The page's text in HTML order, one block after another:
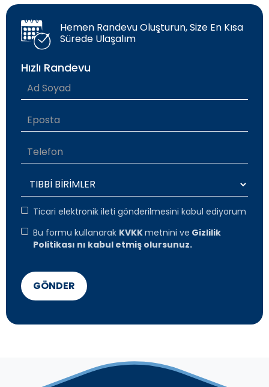
Hemen Randevu Oluşturun, Size En Kısa
Sürede Ulaşalım
Hızlı Randevu
Ticari elektronik ileti gönderilmesini kabul ediyorum
Bu formu kullanarak KVKKmetnini ve Gizlilik
Politikası nı kabul etmiş olursunuz.